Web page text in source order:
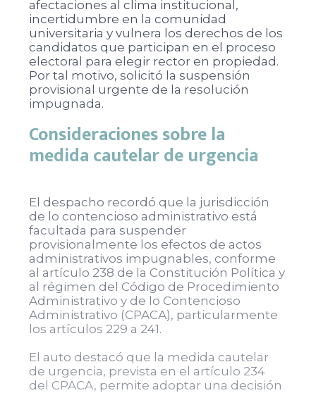
afectaciones al clima institucional,
incertidumbre en la comunidad
universitaria y vulnera los derechos de los
candidatos que participan en el proceso
electoral para elegir rector en propiedad.
Por tal motivo, solicitó la suspensión
provisional urgente de la resolución
impugnada.
Consideraciones sobre la
medida cautelar de urgencia
El despacho recordó que la jurisdicción
de lo contencioso administrativo está
facultada para suspender
provisionalmente los efectos de actos
administrativos impugnables, conforme
al artículo 238 de la Constitución Política y
al régimen del Código de Procedimiento
Administrativo y de lo Contencioso
Administrativo (CPACA), particularmente
los artículos 229 a 241.
El auto destacó que la medida cautelar
de urgencia, prevista en el artículo 234
del CPACA, permite adoptar una decisión